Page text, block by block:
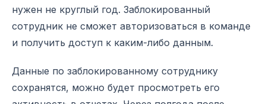
нужен не круглый год. Заблокированный
сотрудник не сможет авторизоваться в команде
и получить доступ к каким-либо данным.
Данные по заблокированному сотруднику
сохранятся, можно будет просмотреть его